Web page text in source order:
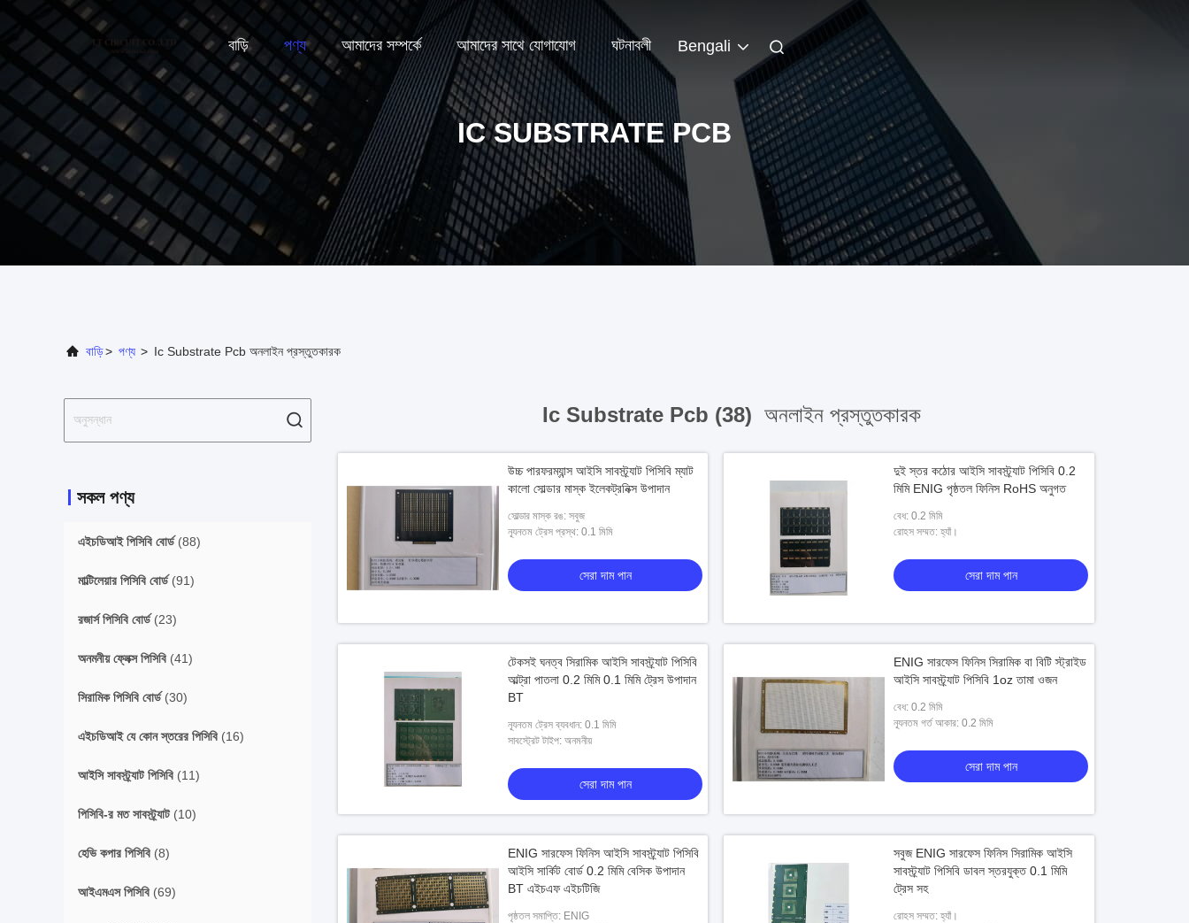
বাড়ি পণ্য আমাদের সম্পর্কে আমাদের সাথে যোগাযোগ ঘটনাবলী Bengali
IC SUBSTRATE PCB
বাড়ি> পণ্য > Ic Substrate Pcb অনলাইন প্রস্তুতকারক
সকল পণ্য
এইচডিআই পিসিবি বোর্ড(88)
মাল্টিলেয়ার পিসিবি বোর্ড(91)
রজার্স পিসিবি বোর্ড(23)
অনমনীয় ফ্লেক্স পিসিবি (41)
সিরামিক পিসিবি বোর্ড(30)
এইচডিআই যে কোন স্তরের পিসিবি (16)
আইসি সাবস্ট্র্যাট পিসিবি (11)
পিসিবি-র মত সাবস্ট্র্যাট(10)
হেভি কপার পিসিবি (8)
আইএমএস পিসিবি (69)
Ic Substrate Pcb (38) অনলাইন প্রস্তুতকারক
উচ্চ পারফরম্যান্স আইসি সাবস্ট্র্যাট পিসিবি ম্যাট
কালো সোল্ডার মাস্ক ইলেকট্রনিক্স উপাদান
সোল্ডার মাস্ক রঙ: সবুজ
ন্যূনতম ট্রেস প্রস্থ: 0.1 মিমি
সেরা দাম পান
দুই স্তর কঠোর আইসি সাবস্ট্র্যাট পিসিবি 0.2
মিমি ENIG পৃষ্ঠতল ফিনিস RoHS অনুগত
বেধ: 0.2 মিমি
রোহস সম্মত: হ্যাঁ।
সেরা দাম পান
টেকসই ঘনত্ব সিরামিক আইসি সাবস্ট্র্যাট পিসিবি
আল্ট্রা পাতলা 0.2 মিমি 0.1 মিমি ট্রেস উপাদান
BT
ন্যূনতম ট্রেস ব্যবধান: 0.1 মিমি
সাবস্ট্রেট টাইপ: অনমনীয়
সেরা দাম পান
ENIG সারফেস ফিনিস সিরামিক বা বিটি স্ট্রাইড
আইসি সাবস্ট্র্যাট পিসিবি 1oz তামা ওজন
বেধ: 0.2 মিমি
ন্যূনতম গর্ত আকার: 0.2 মিমি
সেরা দাম পান
ENIG সারফেস ফিনিস আইসি সাবস্ট্র্যাট পিসিবি
আইসি সার্কিট বোর্ড 0.2 মিমি বেসিক উপাদান
BT এইচএফ এইচটিজি
পৃষ্ঠতল সমাপ্তি: ENIG
সবুজ ENIG সারফেস ফিনিস সিরামিক আইসি
সাবস্ট্র্যাট পিসিবি ডাবল স্তরযুক্ত 0.1 মিমি
ট্রেস সহ
রোহস সম্মত: হ্যাঁ।